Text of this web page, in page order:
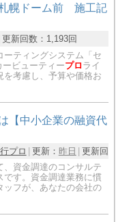
幌ドーム前 施工記
更新回数： 1,193回
ーティングシステム「セ
ビューティープロ ライ
を考慮し、予算や価格お
【中小企業の融資代
プロ 更新： 昨日
更新回
、資金調達のコンサルテ
です。資金調達業務に慣
ッフが、あなたの会社の